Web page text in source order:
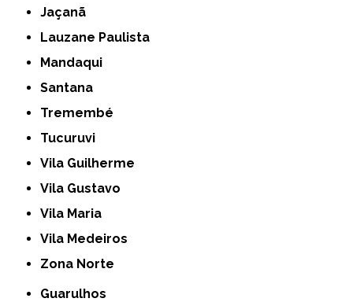
Jaçanã
Lauzane Paulista
Mandaqui
Santana
Tremembé
Tucuruvi
Vila Guilherme
Vila Gustavo
Vila Maria
Vila Medeiros
Zona Norte
Guarulhos